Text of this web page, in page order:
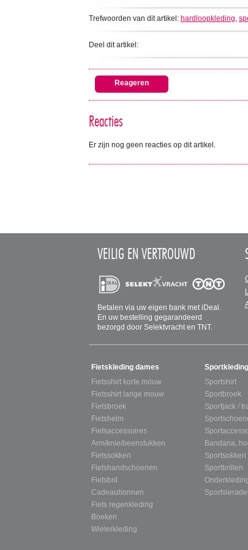
Trefwoorden van dit artikel: hardloopkleding,
Deel dit artikel:
Reageren
Reacties
Er zijn nog geen reacties op dit artikel.
VEILIG EN VERTROUWD
Betalen via uw eigen bank met iDeal.
En uw bestelling gegarandeerd
bezorgd door Selektvracht en TNT.
SITEMAP
Fietskleding dames
Fietsshirt korte mouw
Fietsshirt lange mouw
Fietsbroek
Fietshelm
Fietsaccessoires
Arm/knie/beenstukken
Fietssokken
Fietshandschoenen
Fietsbril
Cadeaubonnen
Fiets regenkleding
Boeken
Wielerkleding
Sportshirt
Sportbroek
Sportjack /
Bandana,
Sportsokken
Sportbrillen